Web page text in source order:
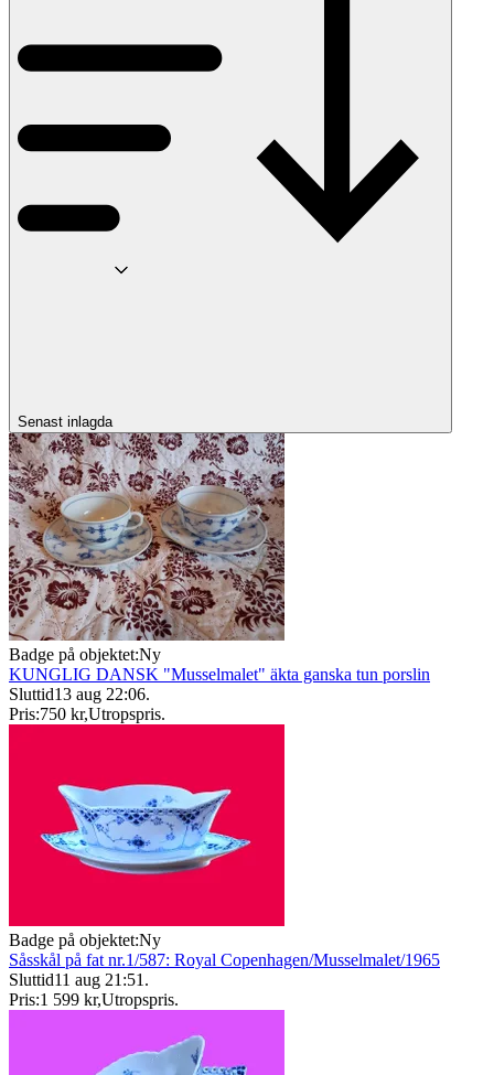
Senast inlagda
Badge på objektet:Ny
KUNGLIG DANSK "Musselmalet" äkta ganska tun porslin
Sluttid13 aug 22:06.
Pris:750 kr,Utropspris.
Badge på objektet:Ny
Såsskål på fat nr.1/587: Royal Copenhagen/Musselmalet/1965
Sluttid11 aug 21:51 .
Pris:1 599 kr,Utropspris.